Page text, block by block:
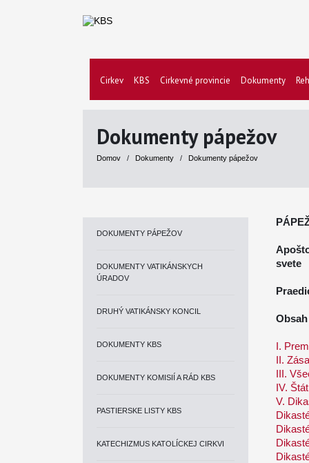
Cirkev KBS Cirkevné provincie Dokumenty
Dokumenty pápežov
Domov / Dokumenty / Dokumenty pápežov
DOKUMENTY PÁPEŽOV
DOKUMENTY VATIKÁNSKYCH
ÚRADOV
DRUHÝ VATIKÁNSKY KONCIL
DOKUMENTY KBS
DOKUMENTY KOMISIÍ A RÁD KBS
PASTIERSKE LISTY KBS
KATECHIZMUS KATOLÍCKEJ CIRKVI
svete
Obsah
I.
II.
III.
IV.
V.